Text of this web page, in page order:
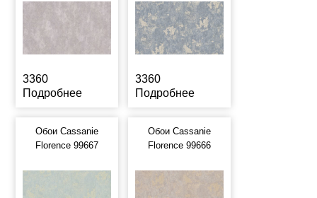
3360
Подробнее
3360
Подробнее
Обои Cassanie
Florence 99667
Обои Cassanie
Florence 99666